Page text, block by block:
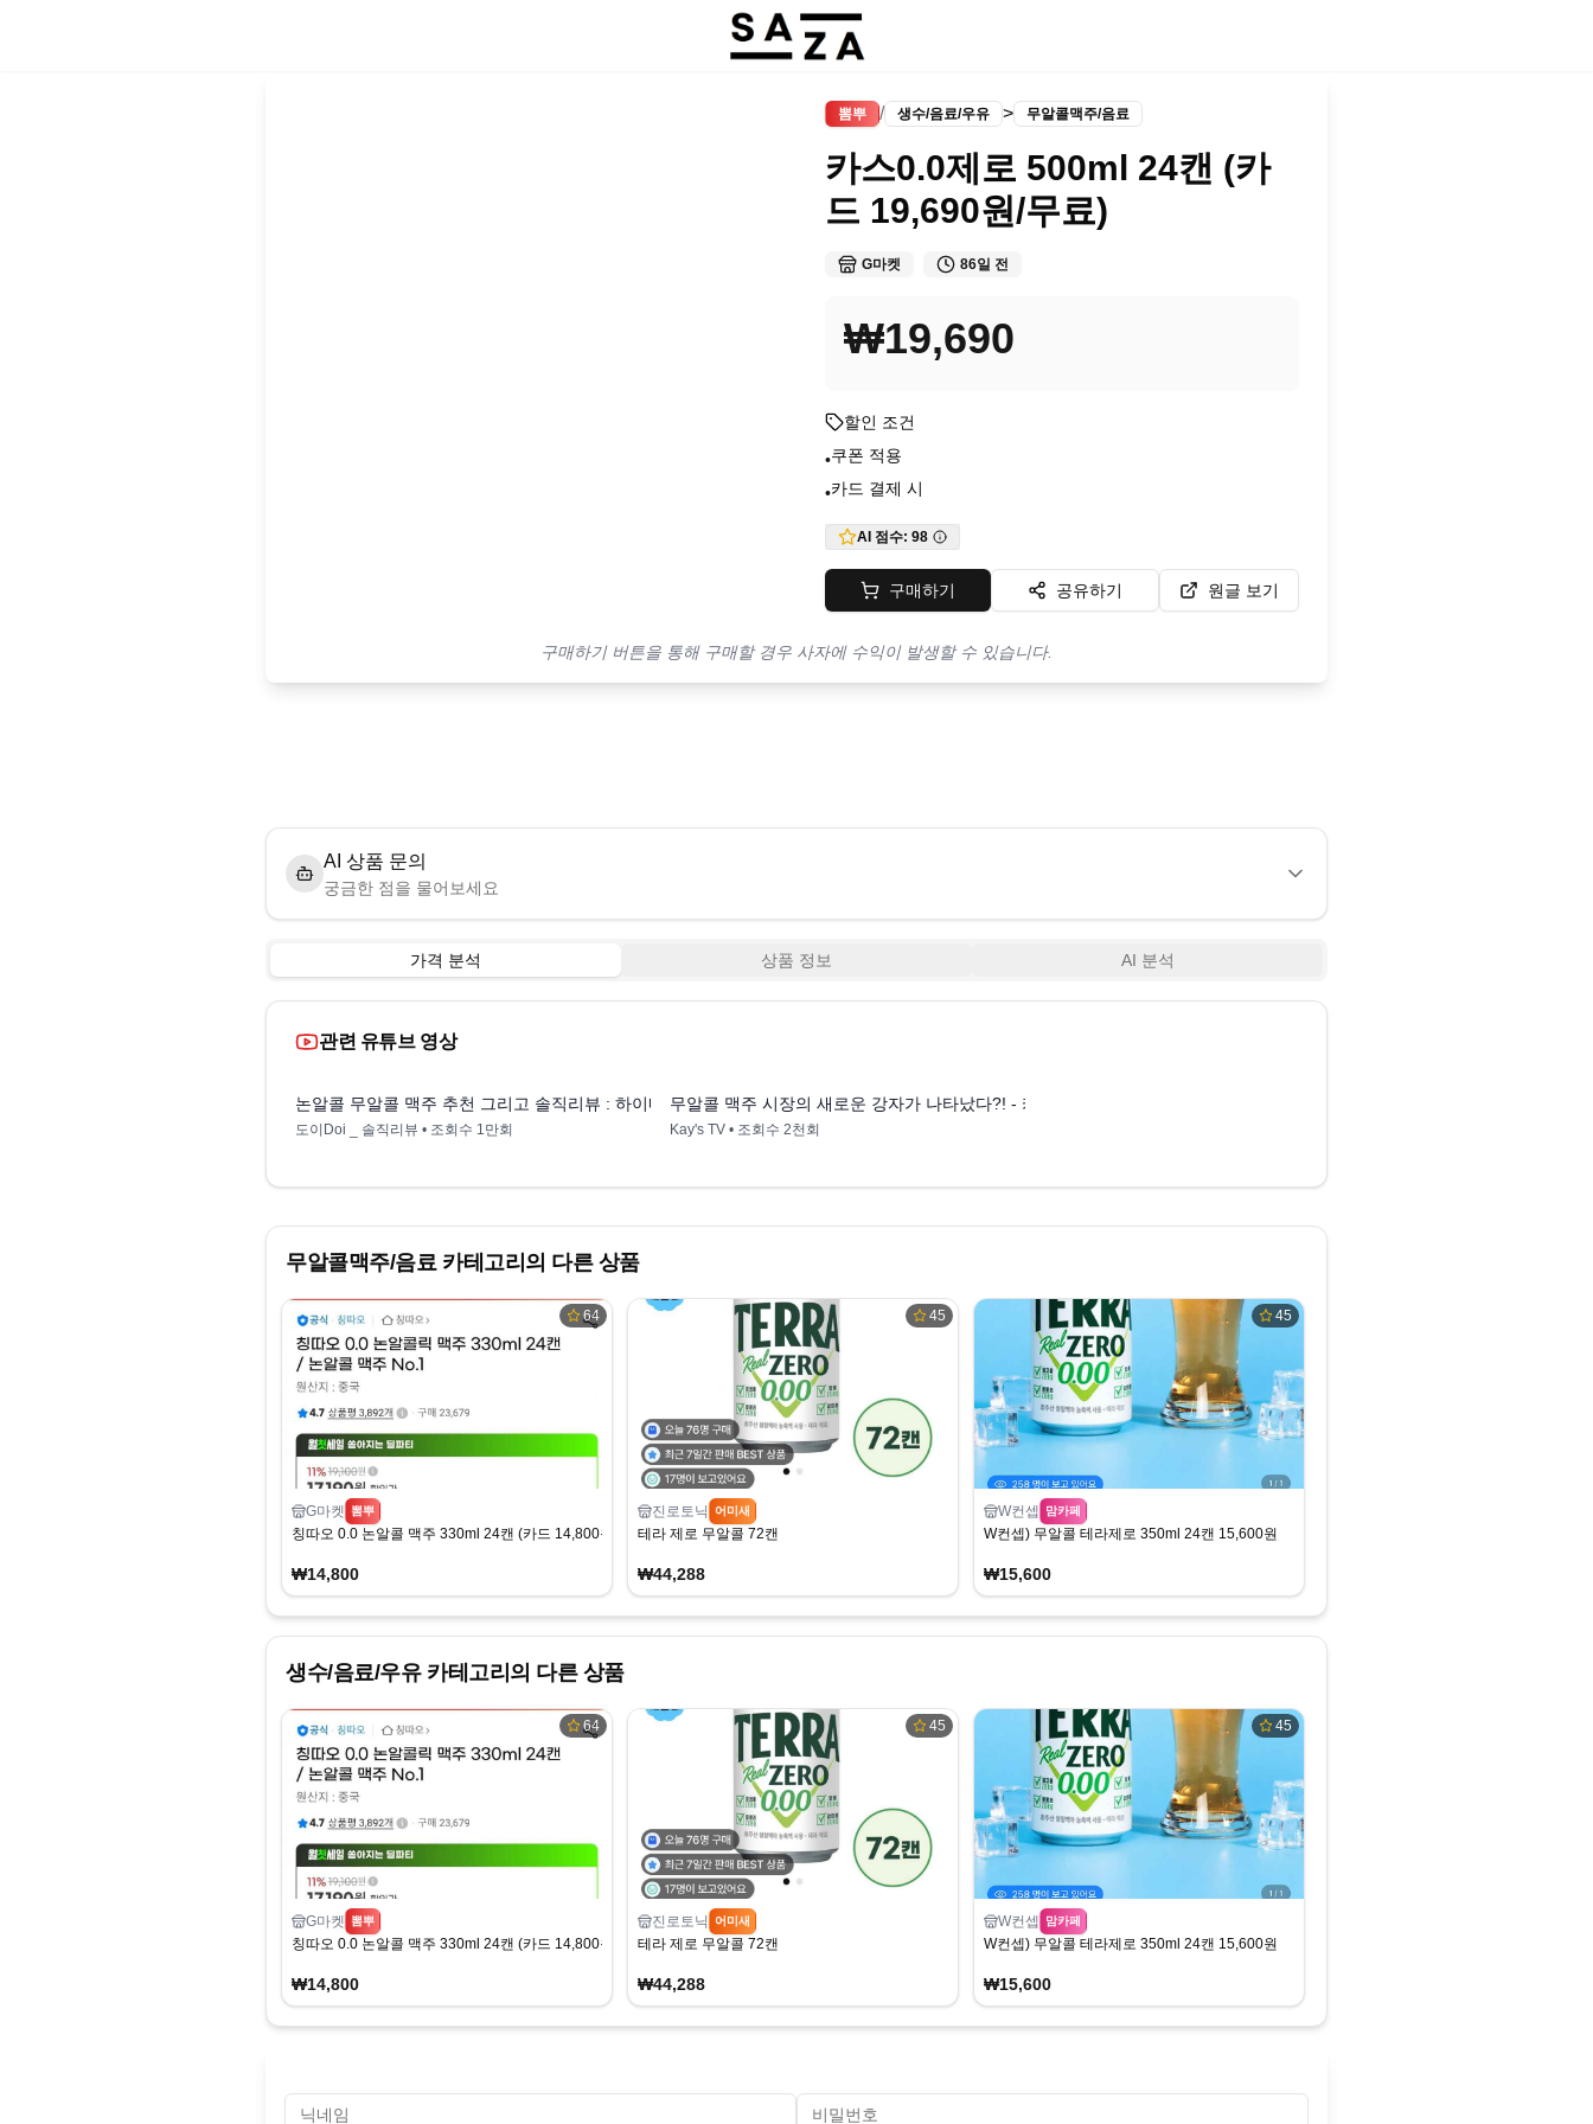
뽐뿌 / 생수/음료/우유 > 무알콜맥주/음료
카스0.0제로 500ml 24캔 (카
드 19,690원/무료)
G마켓 86일 전
₩19,690
할인 조건
•쿠폰 적용
•카드 결제 시
AI 점수: 98
구매하기 공유하기 원글 보기
구매하기 버튼을 통해 구매할 경우 사자에 수익이 발생할 수 있습니다.
AI 상품 문의
궁금한 점을 물어보세요
가격 분석 상품 정보 AI 분석
관련 유튜브 영상
논알콜 무알콜 맥주 추천 그리고 솔직리뷰 : 하이네켄 논알콜, 호가든 논알콜, 칭따오 논알콜, 카스 논알콜, 하이트 무알콜
도이Doi _ 솔직리뷰 • 조회수 1만회
무알콜 맥주 시장의 새로운 강자가 나타났다?! - 카스0.0
Kay's TV • 조회수 2천회
무알콜맥주/음료카테고리의 다른 상품
64
G마켓 뽐뿌
칭따오 0.0 논알콜 맥주 330ml 24캔 (카드 14,800원/무료)
₩14,800
45
진로토닉 어미새
테라 제로 무알콜 72캔
₩44,288
45
W컨셉 맘카페
W컨셉) 무알콜 테라제로 350ml 24캔 15,600원
₩15,600
생수/음료/우유카테고리의 다른 상품
64
G마켓 뽐뿌
칭따오 0.0 논알콜 맥주 330ml 24캔 (카드 14,800원/무료)
₩14,800
45
진로토닉 어미새
테라 제로 무알콜 72캔
₩44,288
45
W컨셉 맘카페
W컨셉) 무알콜 테라제로 350ml 24캔 15,600원
₩15,600